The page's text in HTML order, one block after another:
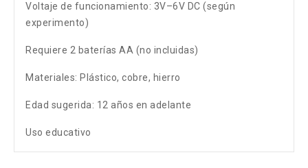
Voltaje de funcionamiento: 3V–6V DC (según
experimento)
Requiere 2 baterías AA (no incluidas)
Materiales: Plástico, cobre, hierro
Edad sugerida: 12 años en adelante
Uso educativo